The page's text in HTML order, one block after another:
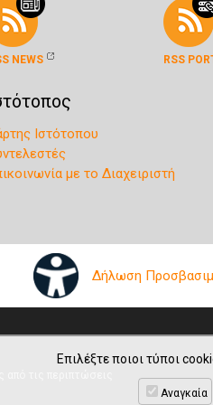
NEWS RSS
Ιστότοπου
με το Διαχειριστή
Δήλωση
Επιλέξτε ποιοι τύποι
Αναγκαία